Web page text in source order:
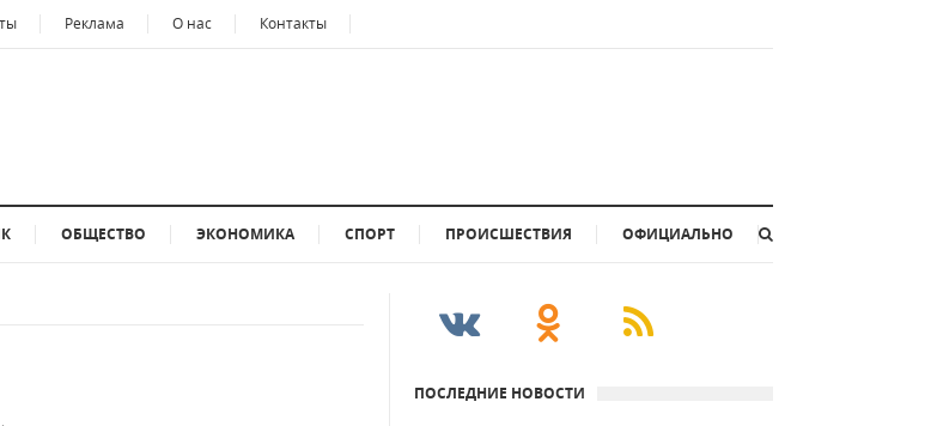
Реклама О нас Контакты
ОБЩЕСТВО ЭКОНОМИКА СПОРТ ПРОИСШЕСТВИЯ ОФИЦИАЛЬНО
ПОСЛЕДНИЕ НОВОСТИ